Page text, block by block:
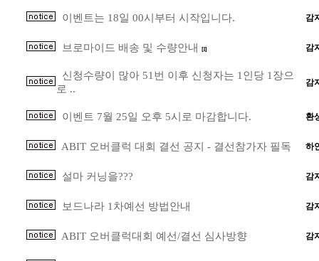
이벤트는 18일 00시부터 시작입니다. 감
브로마이드 배송 및 수량안내 [1] 감
신청수량이 많아 51번 이후 신청자는 1인당 1장으
로 ..
감
이벤트 7월 25일 오후 5시로 마감합니다. 환
ABIT 오버클럭 대회 결선 공지 - 결선참가자 필독 하
설마 커닝을??? 감
보드나라 1차예선 방법안내 감
ABIT 오버클럭대회 예선/결선 심사방향 감